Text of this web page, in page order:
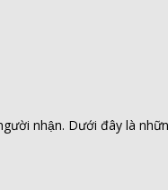
nhận. Dưới đây là